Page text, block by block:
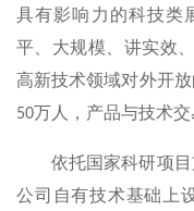
具有影响力的科技类
平、大规模、讲实效
高新技术领域对外开
50万人，产品与技术
依托国家科研项
公司自有技术基础上